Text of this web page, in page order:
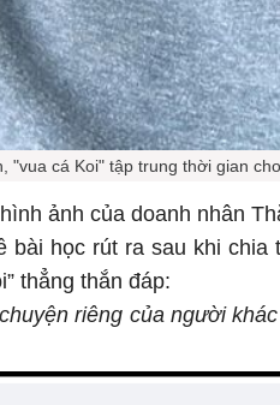
"vua cá Koi" tập trung thời gian
ảnh của doanh nhân
bài học rút ra sau khi chia
thẳng thắn đáp:
riêng của người